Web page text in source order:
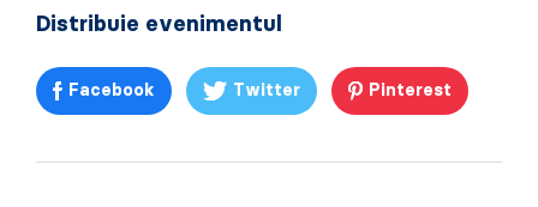
Distribuie evenimentul
Facebook Twitter Pinterest